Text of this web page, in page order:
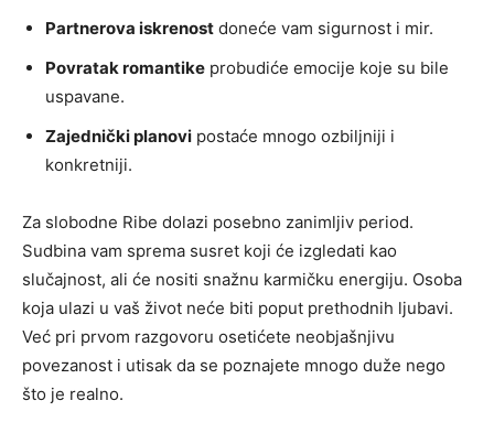
Partnerova iskrenost doneće vam sigurnost i mir.
Povratak romantike probudiće emocije koje su bile
uspavane.
Zajednički planovi postaće mnogo ozbiljniji i
konkretniji.
Za slobodne Ribe dolazi posebno zanimljiv period.
Sudbina vam sprema susret koji će izgledati kao
slučajnost, ali će nositi snažnu karmičku energiju. Osoba
koja ulazi u vaš život neće biti poput prethodnih ljubavi.
Već pri prvom razgovoru osetićete neobjašnjivu
povezanost i utisak da se poznajete mnogo duže nego
što je realno.